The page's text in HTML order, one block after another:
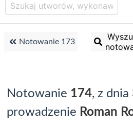
Notowanie 173
Notowanie 174, z dnia
prowadzenie Roman